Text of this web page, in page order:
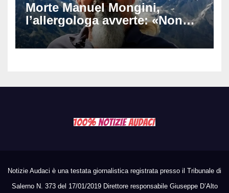
Morte Manuel Mongini,
l’allergologa avverte: «Non
aspettate di sapere se siete
allergici»
Notizie Audaci è una testata giornalistica registrata presso il Tribunale di
Salerno N. 373 del 17/01/2019 Direttore responsabile Giuseppe D’Alto